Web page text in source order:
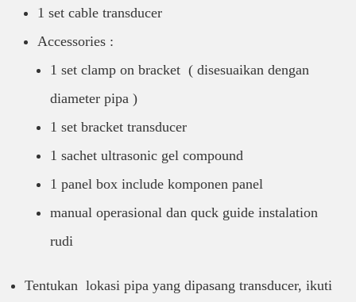
1 set cable transducer
Accessories :
1 set clamp on bracket ( disesuaikan dengan
diameter pipa )
1 set bracket transducer
1 sachet ultrasonic gel compound
1 panel box include komponen panel
manual operasional dan quck guide instalation
rudi
Tentukan lokasi pipa yang dipasang transducer, ikuti